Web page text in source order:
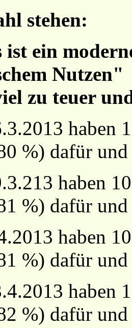
stehen:
ist ein
Nutzen"
zu teuer
haben
%) dafür
haben
%) dafür
haben
%) dafür
haben
%) dafür